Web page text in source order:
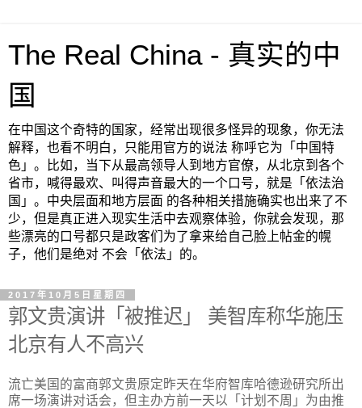
The Real China - 真实的中
国
在中国这个奇特的国家，经常出现很多怪异的现象，你无法
解释，也看不明白，只能用官方的说法 称呼它为「中国特
色」。比如，当下从最高领导人到地方官僚，从北京到各个
省市，喊得最欢、叫得声音最大的一个口号，就是「依法治
国」。中央层面和地方层面 的各种相关措施确实也出来了不
少，但是真正进入现实生活中去观察体验，你就会发现，那
些漂亮的口号都只是政客们为了拿来给自己脸上帖金的幌
子，他们是绝对 不会「依法」的。
2017年10月5日星期四
郭文贵演讲「被推迟」 美智库称华施压
北京有人不高兴
流亡美国的富商郭文贵原定昨天在华府智库哈德逊研究所出
席一场演讲对话会，但主办方前一天以「计划不周」为由推